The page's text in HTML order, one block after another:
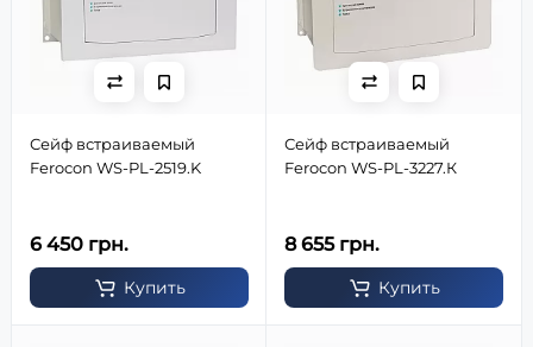
Сейф встраиваемый
Ferocon WS-PL-2519.K
6 450 грн.
Купить
Сейф встраиваемый
Ferocon WS-PL-3227.К
8 655 грн.
Купить